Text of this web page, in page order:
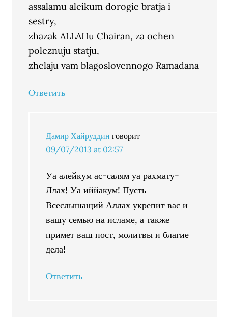
assalamu aleikum dorogie bratja i
sestry,
zhazak ALLAHu Chairan, za ochen
poleznuju statju,
zhelaju vam blagoslovennogo Ramadana
Ответить
Дамир Хайруддин говорит
09/07/2013 at 02:57
Уа алейкум ас-салям уа рахмату-
Ллах! Уа иййакум! Пусть
Всеслышащий Аллах укрепит вас и
вашу семью на исламе, а также
примет ваш пост, молитвы и благие
дела!
Ответить